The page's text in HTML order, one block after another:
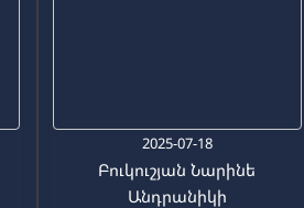
2025-07-18
Բուկուշյան Նարինե
Անդրանիկի